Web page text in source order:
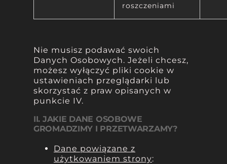
roszczeniami
Nie musisz podawać swoich
Danych Osobowych. Jeżeli chcesz,
możesz wyłączyć pliki cookie w
ustawieniach przeglądarki lub
skorzystać z praw opisanych w
punkcie IV.
II. JAKIE DANE OSOBOWE
GROMADZIMY I PRZETWARZAMY?
Dane powiązane z
użytkowaniem strony: